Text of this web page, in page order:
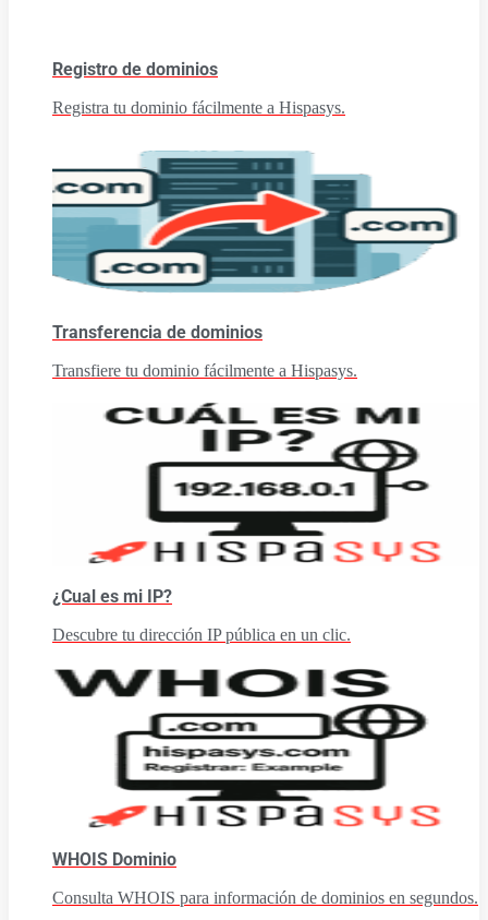
Registro de dominios
Registra tu dominio fácilmente a Hispasys.
Transferencia de dominios
Transfiere tu dominio fácilmente a Hispasys.
¿Cual es mi IP?
Descubre tu dirección IP pública en un clic.
WHOIS Dominio
Consulta WHOIS para información de dominios en segundos.